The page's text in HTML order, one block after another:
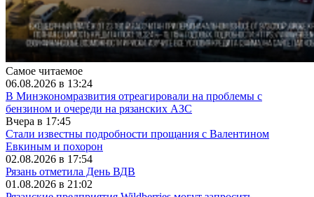
Самое читаемое
06.08.2026 в 13:24
В Минэкономразвития отреагировали на проблемы с
бензином и очереди на рязанских АЗС
Вчера в 17:45
Стали известны подробности прощания с Валентином
Евкиным и похорон
02.08.2026 в 17:54
Рязань отметила День ВДВ
01.08.2026 в 21:02